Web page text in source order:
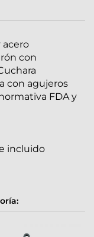
acero
con
con agujeros
FDA y
incluido